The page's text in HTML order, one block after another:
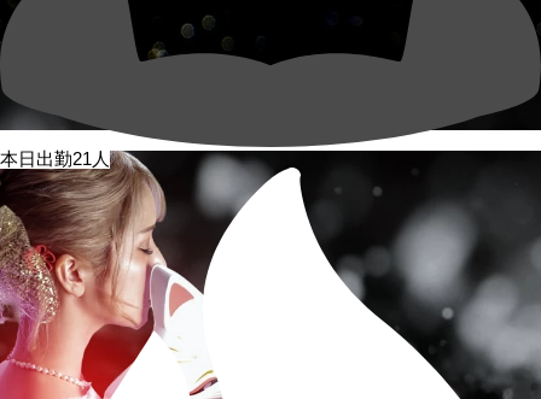
本日出勤21人